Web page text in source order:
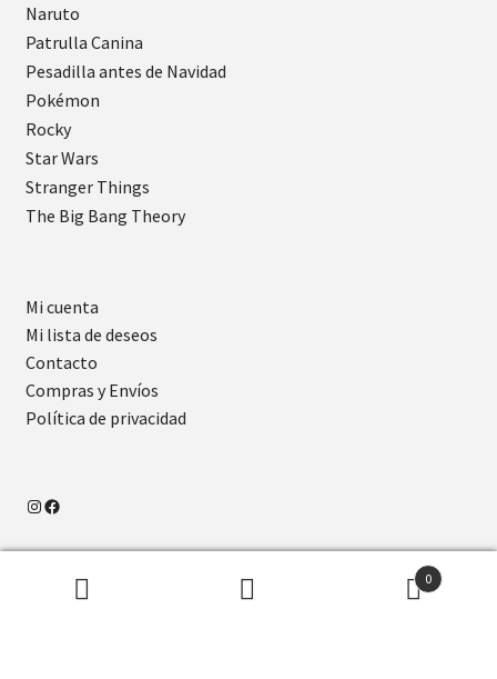
Naruto
Patrulla Canina
Pesadilla antes de Navidad
Pokémon
Rocky
Star Wars
Stranger Things
The Big Bang Theory
Mi cuenta
Mi lista de deseos
Contacto
Compras y Envíos
Política de privacidad
Mis Regalos Online- Encuentra todos tus regalos en un
sólo lugar
0